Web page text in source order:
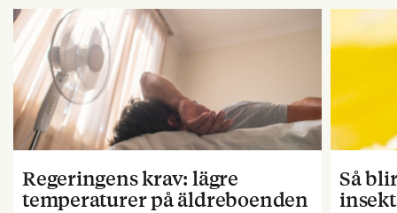
Regeringens krav: lägre
temperaturer på äldreboenden
Så